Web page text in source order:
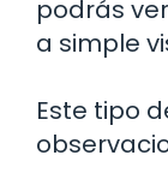
podrás
a simple
Este tipo